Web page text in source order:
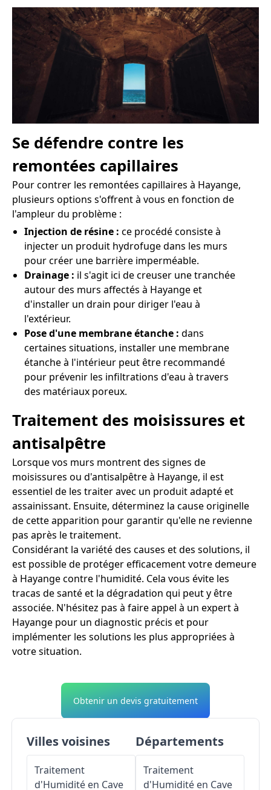
Se défendre contre les
remontées capillaires
Pour contrer les remontées capillaires à Hayange,
plusieurs options s'offrent à vous en fonction de
l'ampleur du problème :
Injection de résine : ce procédé consiste à
injecter un produit hydrofuge dans les murs
pour créer une barrière imperméable.
Drainage : il s'agit ici de creuser une tranchée
autour des murs affectés à Hayange et
d'installer un drain pour diriger l'eau à
l'extérieur.
Pose d'une membrane étanche : dans
certaines situations, installer une membrane
étanche à l'intérieur peut être recommandé
pour prévenir les infiltrations d'eau à travers
des matériaux poreux.
Traitement des moisissures et
antisalpêtre
Lorsque vos murs montrent des signes de
moisissures ou d'antisalpêtre à Hayange, il est
essentiel de les traiter avec un produit adapté et
assainissant. Ensuite, déterminez la cause originelle
de cette apparition pour garantir qu'elle ne revienne
pas après le traitement.
Considérant la variété des causes et des solutions, il
est possible de protéger efficacement votre demeure
à Hayange contre l'humidité. Cela vous évite les
tracas de santé et la dégradation qui peut y être
associée. N'hésitez pas à faire appel à un expert à
Hayange pour un diagnostic précis et pour
implémenter les solutions les plus appropriées à
votre situation.
Obtenir un devis gratuitement
Villes voisines
Traitement
d'Humidité en Cave
Départements
Traitement
d'Humidité en Cave